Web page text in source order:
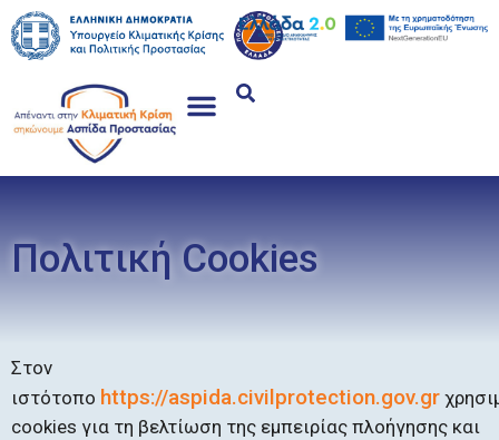
Πολιτική Cookies
Στον
ιστότοπο https://aspida.civilprotection.gov.gr
cookies για τη βελτίωση της εμπειρίας πλοήγησης και